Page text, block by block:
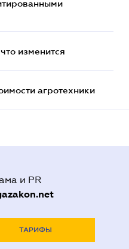
изменится
агротехники
и PR
ТАРИФЫ